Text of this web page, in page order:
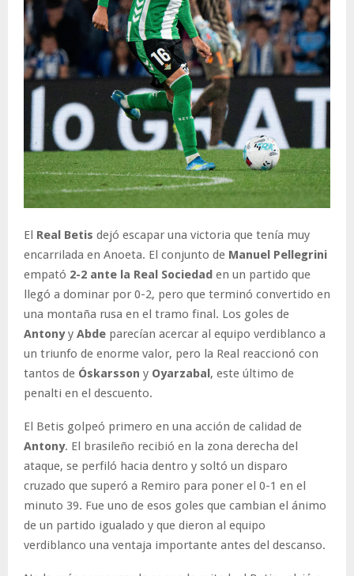
El Real Betis dejó escapar una victoria que tenía muy
encarrilada en Anoeta. El conjunto de Manuel Pellegrini
empató 2-2 ante la Real Sociedad en un partido que
llegó a dominar por 0-2, pero que terminó convertido en
una montaña rusa en el tramo final. Los goles de
Antonyy Abde parecían acercar al equipo verdiblanco a
un triunfo de enorme valor, pero la Real reaccionó con
tantos de Óskarsson y Oyarzabal , este último de
penalti en el descuento.
El Betis golpeó primero en una acción de calidad de
Antony. El brasileño recibió en la zona derecha del
ataque, se perfiló hacia dentro y soltó un disparo
cruzado que superó a Remiro para poner el 0-1 en el
minuto 39. Fue uno de esos goles que cambian el ánimo
de un partido igualado y que dieron al equipo
verdiblanco una ventaja importante antes del descanso.